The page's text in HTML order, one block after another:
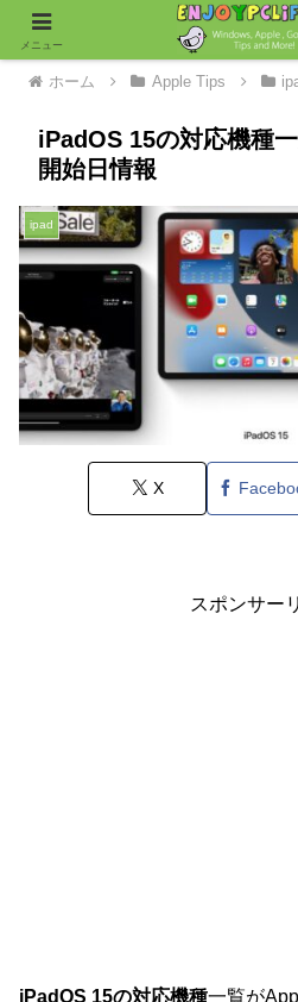
ホーム Apple Tips
iPadOS 15の対応機種
開始日情報
ipad
X
スポンサー
iPadOS 15の対応機種一覧が
メニュー